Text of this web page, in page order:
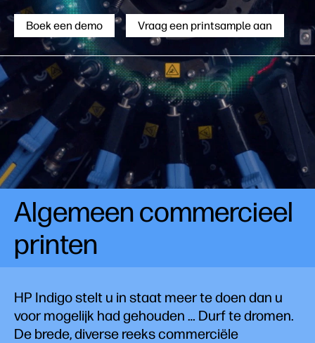
Boek een demo Vraag een printsample aan
Algemeen commercieel
printen
HP Indigo stelt u in staat meer te doen dan u
voor mogelijk had gehouden … Durf te dromen.
De brede, diverse reeks commerciële